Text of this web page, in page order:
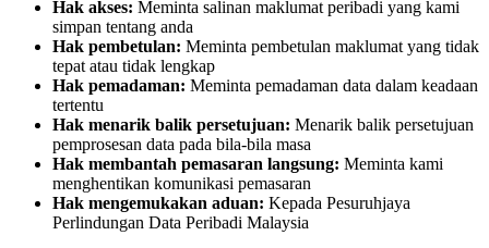
Hak akses: Meminta salinan maklumat peribadi yang kami
simpan tentang anda
Hak pembetulan: Meminta pembetulan maklumat yang tidak
tepat atau tidak lengkap
Hak pemadaman: Meminta pemadaman data dalam keadaan
tertentu
Hak menarik balik persetujuan: Menarik balik persetujuan
pemprosesan data pada bila-bila masa
Hak membantah pemasaran langsung: Meminta kami
menghentikan komunikasi pemasaran
Hak mengemukakan aduan: Kepada Pesuruhjaya
Perlindungan Data Peribadi Malaysia